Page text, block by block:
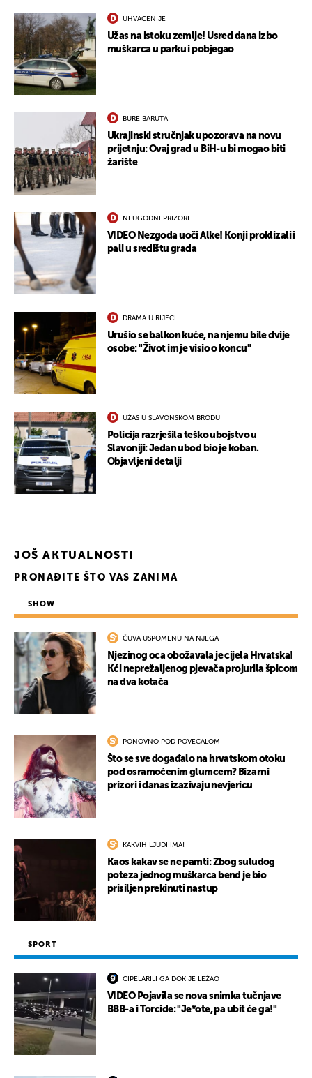
UHVAĆEN JE
Užas na istoku zemlje! Usred dana izbo
muškarca u parku i pobjegao
BURE BARUTA
Ukrajinski stručnjak upozorava na novu
prijetnju: Ovaj grad u BiH-u bi mogao biti
žarište
NEUGODNI PRIZORI
VIDEO Nezgoda uoči Alke! Konji proklizali i
pali u središtu grada
DRAMA U RIJECI
Urušio se balkon kuće, na njemu bile dvije
osobe: "Život im je visio o koncu"
UŽAS U SLAVONSKOM BRODU
Policija razrješila teško ubojstvo u
Slavoniji: Jedan ubod bio je koban.
Objavljeni detalji
JOŠ AKTUALNOSTI
PRONAĐITE ŠTO VAS ZANIMA
SHOW
ČUVA USPOMENU NA NJEGA
Njezinog oca obožavala je cijela Hrvatska!
Kći neprežaljenog pjevača projurila špicom
na dva kotača
PONOVNO POD POVEĆALOM
Što se sve događalo na hrvatskom otoku
pod osramoćenim glumcem? Bizarni
prizori i danas izazivaju nevjericu
KAKVIH LJUDI IMA!
Kaos kakav se ne pamti: Zbog suludog
poteza jednog muškarca bend je bio
prisiljen prekinuti nastup
SPORT
CIPELARILI GA DOK JE LEŽAO
VIDEO Pojavila se nova snimka tučnjave
BBB-a i Torcide: "Je*ote, pa ubit će ga!"